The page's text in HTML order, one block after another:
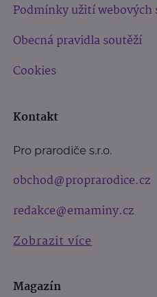
Podmínky užití webových
Obecná pravidla soutěží
Cookies
Kontakt
Pro prarodiče s.r.o.
obchod@proprarodice.cz
redakce@emaminy.cz
Zobrazit více
Magazín